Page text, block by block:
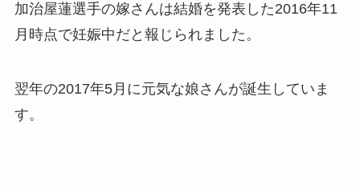
加治屋蓮選手の嫁さんは結婚を発表した2016年11
月時点で妊娠中だと報じられました。
翌年の2017年5月に元気な娘さんが誕生していま
す。